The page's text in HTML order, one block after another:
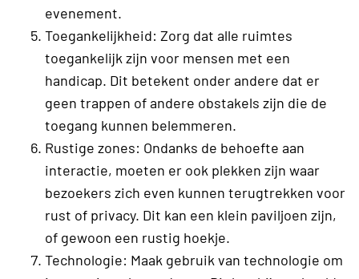
evenement.
Toegankelijkheid: Zorg dat alle ruimtes
toegankelijk zijn voor mensen met een
handicap. Dit betekent onder andere dat er
geen trappen of andere obstakels zijn die de
toegang kunnen belemmeren.
Rustige zones: Ondanks de behoefte aan
interactie, moeten er ook plekken zijn waar
bezoekers zich even kunnen terugtrekken voor
rust of privacy. Dit kan een klein paviljoen zijn,
of gewoon een rustig hoekje.
Technologie: Maak gebruik van technologie om